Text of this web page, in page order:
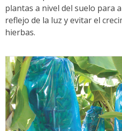
plantas a nivel del suelo para
reflejo de la luz y evitar el
hierbas.